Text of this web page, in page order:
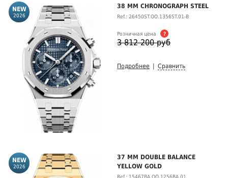
2026
38 MM CHRONOGRAPH STEEL
Ref.: 26450ST.OO.1356ST.01-B
Розничная цена ?
3 812 200 руб
Подробнее Сравнить
2026
37 MM DOUBLE BALANCE
YELLOW GOLD
Ref.: 15467BA.OO.1256BA.01